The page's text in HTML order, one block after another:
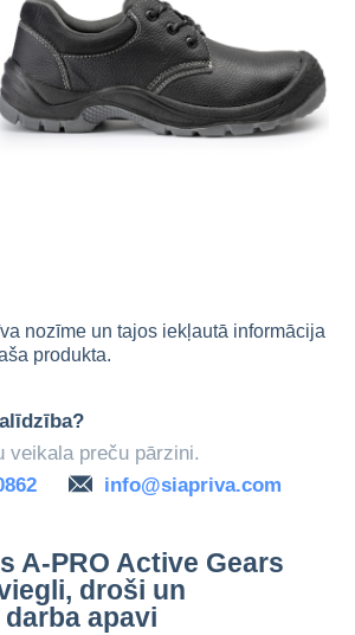
nozīme un tajos iekļautā informācija
produkta.
veikala preču pārzini.
info@siapriva.com
A-PRO Active Gears
droši un
apavi